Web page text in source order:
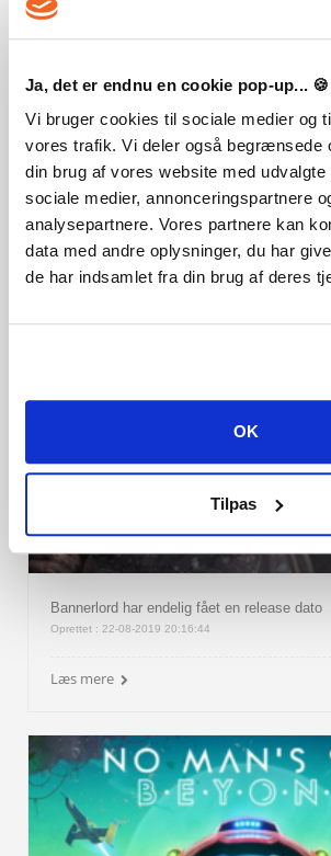
Ja, det er endnu en cookie pop-up... 🍪
Vi bruger cookies til sociale medier og
vores trafik. Vi deler også begrænsede
din brug af vores website med udvalgte
sociale medier, annonceringspartnere
analysepartnere. Vores partnere kan
data med andre oplysninger, du har
de har indsamlet fra din brug af deres
OK
Tilpas
Ses vi ude i sumpen?
Læs mere
Bannerlord har endelig fået en release dato
Oprettet : 22-08-2019 20:16:44
Læs mere